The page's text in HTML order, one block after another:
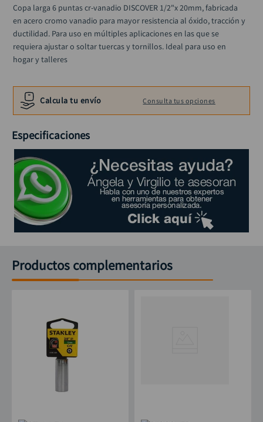
Copa larga 6 puntas cr-vanadio DISCOVER 1/2"x 20mm, fabricada
en acero cromo vanadio para mayor resistencia al óxido, tracción y
ductilidad. Para uso en múltiples aplicaciones en las que se
requiera ajustar o soltar tuercas y tornillos. Ideal para uso en
hogar y talleres
Calcula tu envío Consulta tus opciones
Especificaciones
Productos complementarios
llave